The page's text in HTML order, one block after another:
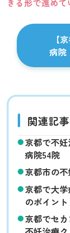
【
病院
関連記事
京都で不
病院54院
京都市の
京都で大
のポイント
京都でセ